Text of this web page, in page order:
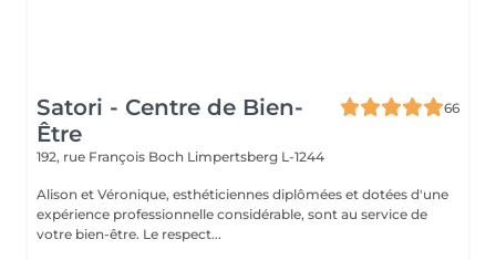
Satori - Centre de Bien-
Être
66
192, rue François Boch Limpertsberg L-1244
Alison et Véronique, esthéticiennes diplômées et dotées d'une
expérience professionnelle considérable, sont au service de
votre bien-être. Le respect...